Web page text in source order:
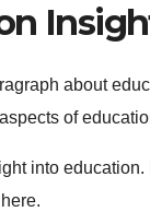
about
of
into